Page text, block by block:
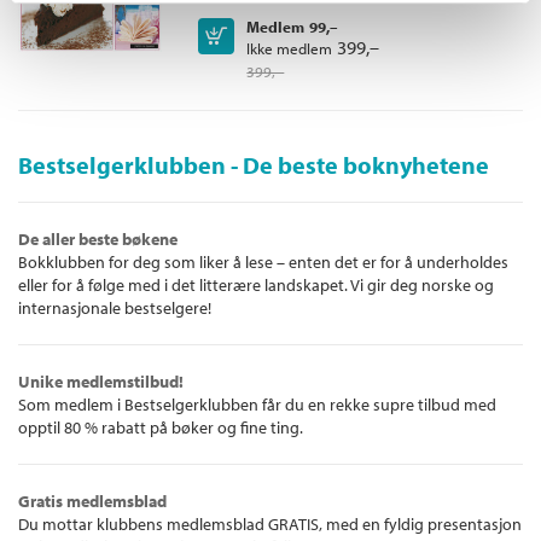
Tilbehør- knapper er i seg selv et smykke. De kan sys på, limes,
tres på metalltråd og hekles. Her får du prosjekter som heter:
Armbånd i orientalsk stil
Armbånd med overtrekksknapp
Festkrage
Lekre hårspenner
Ring og matchende i håret
Fargeglade hårnåler
Spennende filthalsbånd
Enkelt halsbånd på snor
Forny klærne dine
Heklet stripet lue
Romantisk halsbånd
Medlem 99,–
Ikke medlem 399,–
399,–
Kjøp
Bestselgerklubben - De beste boknyhetene
De aller beste bøkene
Bokklubben for deg som liker å lese – enten det er for å underholdes
eller for å følge med i det litterære landskapet. Vi gir deg norske og
internasjonale bestselgere!
Unike medlemstilbud!
Som medlem i Bestselgerklubben får du en rekke supre tilbud med
opptil 80 % rabatt på bøker og fine ting.
Gratis medlemsblad
Du mottar klubbens medlemsblad GRATIS, med en fyldig presentasjon